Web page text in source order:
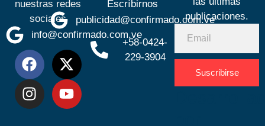
nuestras redes
sociales
info@confirmado.com.ve
Escríbirnos
publicidad@confirmado.com.ve
+58-0424-
229-3904
publicaciones.
Suscribirse